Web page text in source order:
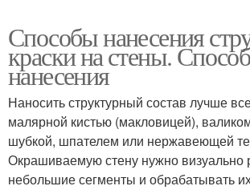
Способы нанесения
краски на стены.
нанесения
Наносить структурный состав лучше
малярной кистью (макловицей),
шубкой, шпателем или нержавеющей
Окрашиваемую стену нужно визуально
небольшие сегменты и обрабатывать